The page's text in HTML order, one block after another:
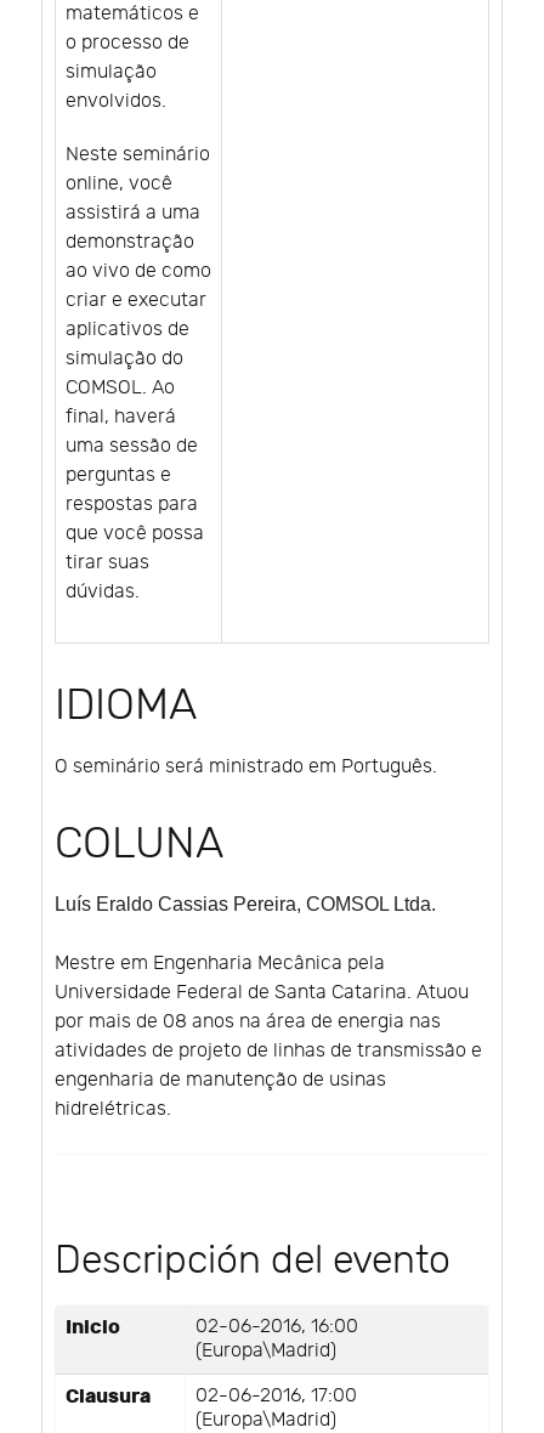
matemáticos e
o processo de
simulação
envolvidos.
Neste seminário
online, você
assistirá a uma
demonstração
ao vivo de como
criar e executar
aplicativos de
simulação do
COMSOL. Ao
final, haverá
uma sessão de
perguntas e
respostas para
que você possa
tirar suas
dúvidas.
IDIOMA
O seminário será ministrado em Português.
COLUNA
Luís Eraldo Cassias Pereira, COMSOL Ltda.
Mestre em Engenharia Mecânica pela
Universidade Federal de Santa Catarina. Atuou
por mais de 08 anos na área de energia nas
atividades de projeto de linhas de transmissão e
engenharia de manutenção de usinas
hidrelétricas.
Descripción del evento
Inicio
02-06-2016, 16:00
(Europa\Madrid)
Clausura
02-06-2016, 17:00
(Europa\Madrid)